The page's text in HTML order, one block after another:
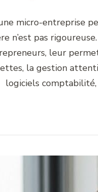
micro-entreprise
n’est pas
leur
la gestion
logiciels